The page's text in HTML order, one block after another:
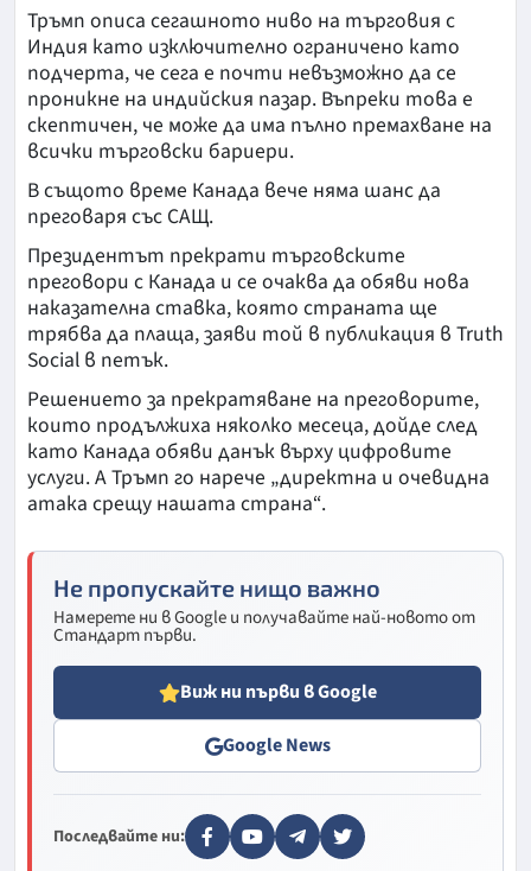
Тръмп описа сегашното ниво на търговия с
Индия като изключително ограничено като
подчерта, че сега е почти невъзможно да се
проникне на индийския пазар. Въпреки това е
скептичен, че може да има пълно премахване на
всички търговски бариери.
В същото време Канада вече няма шанс да
преговаря със САЩ.
Президентът прекрати търговските
преговори с Канада и се очаква да обяви нова
наказателна ставка, която страната ще
трябва да плаща, заяви той в публикация в Truth
Social в петък.
Решението за прекратяване на преговорите,
които продължиха няколко месеца, дойде след
като Канада обяви данък върху цифровите
услуги. А Тръмп го нарече „директна и очевидна
атака срещу нашата страна“.
Не пропускайте нищо важно
Намерете ни в Google и получавайте най-новото от
Стандарт първи.
Виж ни първи в Google
Google News
Последвайте ни: